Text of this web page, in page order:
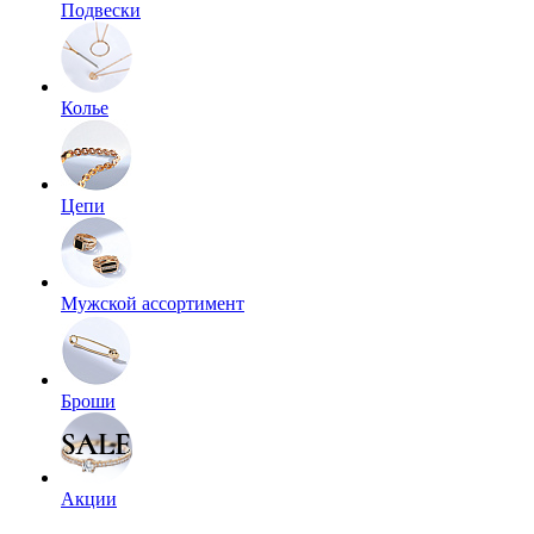
Подвески
Колье
Цепи
Мужской ассортимент
Броши
Акции